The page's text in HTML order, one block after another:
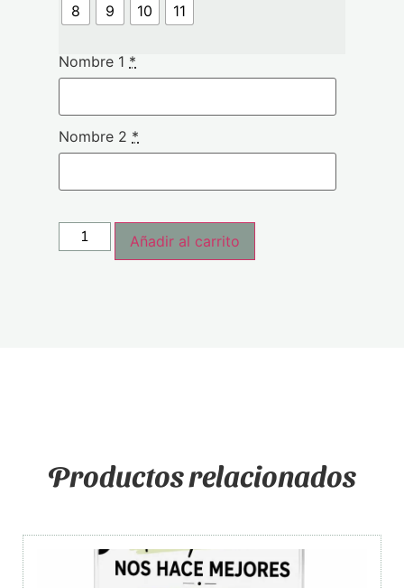
8
9 10 11
Nombre 1 *
Nombre 2 *
Añadir al carrito
Productos relacionados